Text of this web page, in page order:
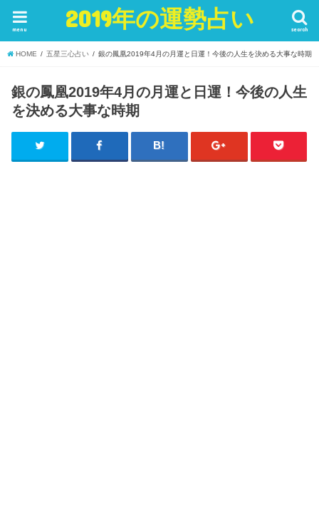
2019年の運勢占い search
menu
HOME 五星三心占い 銀の鳳凰2019年4月の月運と日運！今後の人生を決める大事な時期
銀の鳳凰2019年4月の月運と日運！今後の人生
を決める大事な時期